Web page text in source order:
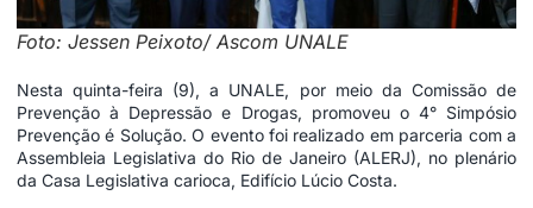
Foto: Jessen Peixoto/ Ascom UNALE
Nesta quinta-feira (9), a UNALE, por meio da Comissão de
Prevenção à Depressão e Drogas, promoveu o 4° Simpósio
Prevenção é Solução. O evento foi realizado em parceria com a
Assembleia Legislativa do Rio de Janeiro (ALERJ), no plenário
da Casa Legislativa carioca, Edifício Lúcio Costa.